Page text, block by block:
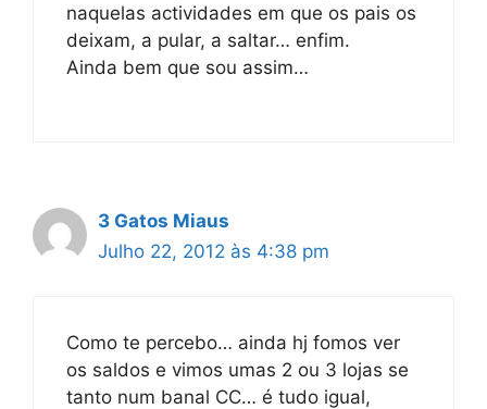
naquelas actividades em que os pais os
deixam, a pular, a saltar… enfim.
Ainda bem que sou assim…
3 Gatos Miaus
Julho 22, 2012 às 4:38 pm
Como te percebo… ainda hj fomos ver
os saldos e vimos umas 2 ou 3 lojas se
tanto num banal CC… é tudo igual,